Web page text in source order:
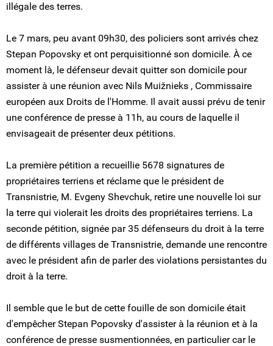
illégale des terres.
Le 7 mars, peu avant 09h30, des policiers sont arrivés chez
Stepan Popovsky et ont perquisitionné son domicile. À ce
moment là, le défenseur devait quitter son domicile pour
assister à une réunion avec Nils Muižnieks , Commissaire
européen aux Droits de l'Homme. Il avait aussi prévu de tenir
une conférence de presse à 11h, au cours de laquelle il
envisageait de présenter deux pétitions.
La première pétition a recueillie 5678 signatures de
propriétaires terriens et réclame que le président de
Transnistrie, M. Evgeny Shevchuk, retire une nouvelle loi sur
la terre qui violerait les droits des propriétaires terriens. La
seconde pétition, signée par 35 défenseurs du droit à la terre
de différents villages de Transnistrie, demande une rencontre
avec le président afin de parler des violations persistantes du
droit à la terre.
Il semble que le but de cette fouille de son domicile était
d'empêcher Stepan Popovsky d'assister à la réunion et à la
conférence de presse susmentionnées, en particulier car le